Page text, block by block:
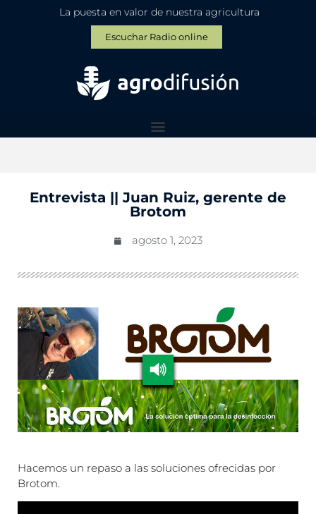
La puesta en valor de nuestra agricultura
Escuchar Radio online
Entrevista || Juan Ruiz, gerente de
Brotom
agosto 1, 2023
Hacemos un repaso a las soluciones ofrecidas por
Brotom.